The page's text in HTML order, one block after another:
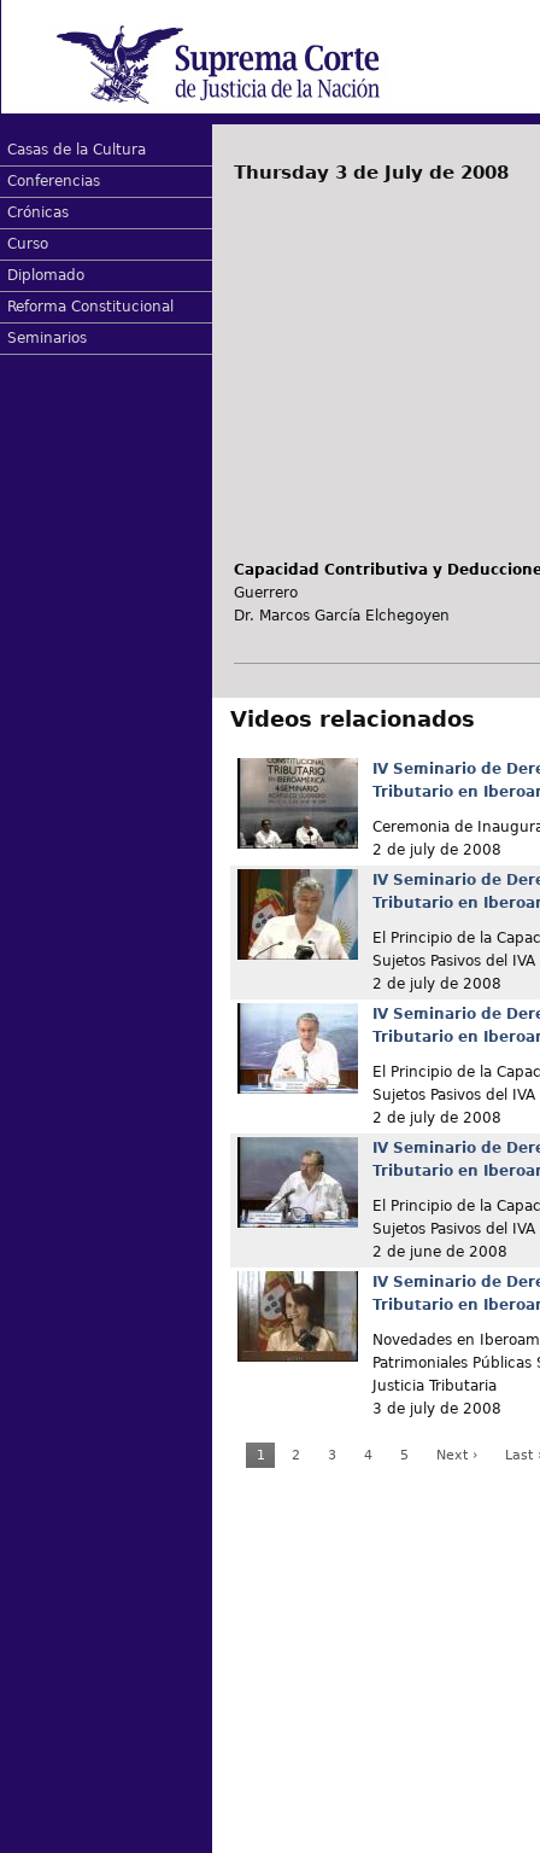
Casas de la Cultura
Conferencias
Crónicas
Curso
Diplomado
Reforma Constitucional
Seminarios
Thursday 3 de July de 2008
Capacidad Contributiva y
Guerrero
Dr. Marcos García Elchegoyen
Videos relacionados
IV Seminario de
Tributario en
Ceremonia de
2 de july de 2008
IV Seminario de
Tributario en
El Principio de la
Sujetos Pasivos del IVA
2 de july de 2008
IV Seminario de
Tributario en
El Principio de la
Sujetos Pasivos del IVA
2 de july de 2008
IV Seminario de
Tributario en
El Principio de la
Sujetos Pasivos del IVA
2 de june de 2008
IV Seminario de
Tributario en
Novedades en
Patrimoniales
Justicia Tributaria
3 de july de 2008
1 2 3 4 5 Next › Last